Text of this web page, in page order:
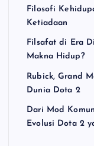
Filosofi
Ketiadaan
Filsafat di Era
Makna Hidup?
Rubick, Grand
Dunia Dota 2
Dari Mod
Evolusi Dota 2